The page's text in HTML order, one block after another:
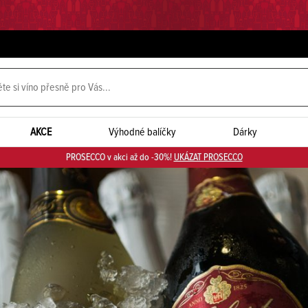
AKCE Výhodné balíčky Dárky
PROSECCO v akci až do -30%! UKÁZAT PROSECCO